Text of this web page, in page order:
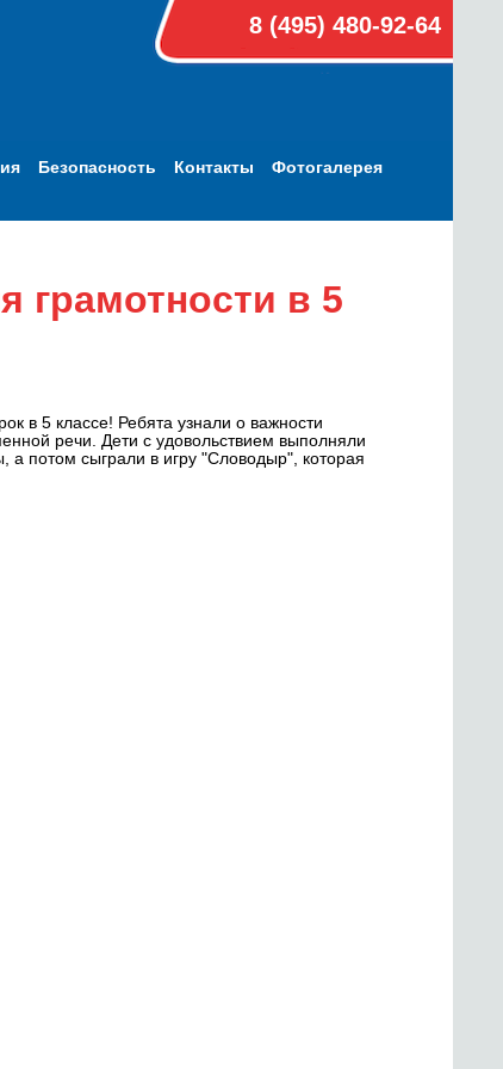
8 (495) 480-92-64
Безопасность Контакты
Фотогалерея
грамотности в 5
в 5 классе! Ребята узнали о важности
речи. Дети с удовольствием выполняли
а потом сыграли в игру "Словодыр", которая